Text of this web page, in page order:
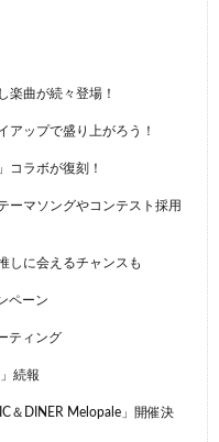
楽曲が続々登場！
アップで盛り上がろう！
コラボが復刻！
ーマソングやコンテスト採用
しに会えるチャンスも
ペーン
ティング
続報
＆DINER Melopale」開催決